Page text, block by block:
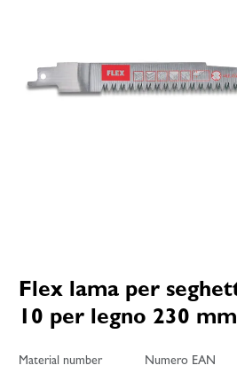
Flex lama per
10 per legno 230
Material number
Numero EAN